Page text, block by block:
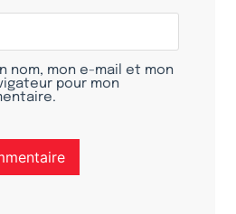
nom, mon e-mail et mon
pour mon